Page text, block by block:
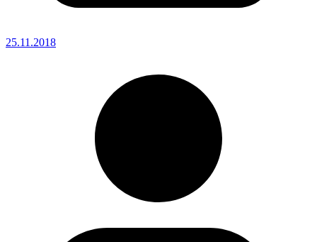
25.11.2018